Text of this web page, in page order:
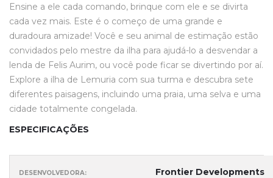
Ensine a ele cada comando, brinque com ele e se divirta
cada vez mais. Este é o começo de uma grande e
duradoura amizade! Você e seu animal de estimação estão
convidados pelo mestre da ilha para ajudá-lo a desvendar a
lenda de Felis Aurim, ou você pode ficar se divertindo por aí.
Explore a ilha de Lemuria com sua turma e descubra sete
diferentes paisagens, incluindo uma praia, uma selva e uma
cidade totalmente congelada.
ESPECIFICAÇÕES
DESENVOLVEDORA: Frontier Developments